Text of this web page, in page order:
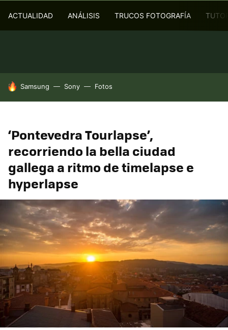
ACTUALIDAD ANÁLISIS TRUCOS FOTOGRAFÍA
HOY SE HABLA DE
Samsung Sony Fotos
‘Pontevedra Tourlapse’,
recorriendo la bella ciudad
gallega a ritmo de timelapse e
hyperlapse